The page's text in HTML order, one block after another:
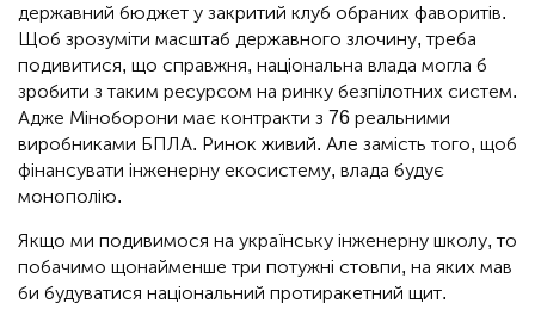
державний бюджет у закритий клуб обраних фаворитів.
Щоб зрозуміти масштаб державного злочину, треба
подивитися, що справжня, національна влада могла б
зробити з таким ресурсом на ринку безпілотних систем.
Адже Міноборони має контракти з 76 реальними
виробниками БПЛА. Ринок живий. Але замість того, щоб
фінансувати інженерну екосистему, влада будує
монополію.
Якщо ми подивимося на українську інженерну школу, то
побачимо щонайменше три потужні стовпи, на яких мав
би будуватися національний протиракетний щит.